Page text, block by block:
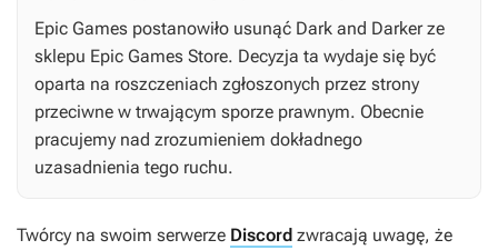
Epic Games postanowiło usunąć Dark and Darkerze
sklepu Epic Games Store. Decyzja ta wydaje się być
oparta na roszczeniach zgłoszonych przez strony
przeciwne w trwającym sporze prawnym. Obecnie
pracujemy nad zrozumieniem dokładnego
uzasadnienia tego ruchu.
Twórcy na swoim serwerze Discord zwracają uwagę, że